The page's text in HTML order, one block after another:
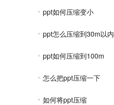
ppt如何压缩变小
ppt怎么压缩到30m以内
ppt如何压缩到100m
怎么把ppt压缩一下
如何将ppt压缩